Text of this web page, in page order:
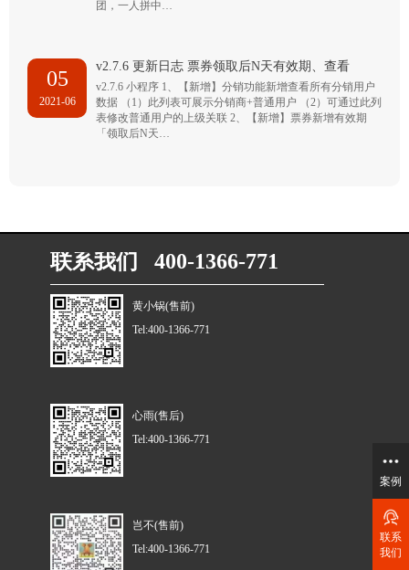
团，一人拼中…
05
2021-06
v2.7.6 更新日志 票券领取后N天有效期、查看
v2.7.6 小程序 1、【新增】分销功能新增查看所有分销用户
数据 （1）此列表可展示分销商+普通用户 （2）可通过此列
表修改普通用户的上级关联 2、【新增】票券新增有效期
「领取后N天…
联系我们 400-1366-771
黄小锅(售前)
Tel:400-1366-771
心雨(售后)
Tel:400-1366-771
岂不(售前)
Tel:400-1366-771
案例
联系
我们